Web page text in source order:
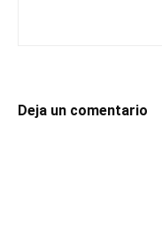
Deja un comentario